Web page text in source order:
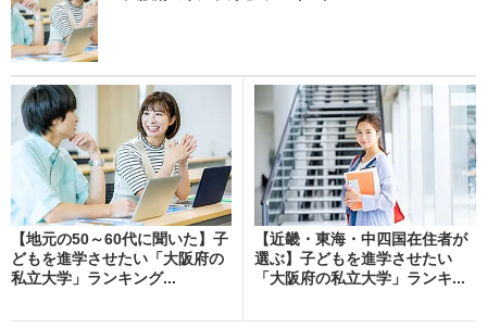
【地元の50～60代に聞いた】子
どもを進学させたい「大阪府の
私立大学」ランキング...
【近畿・東海・中四国在住者が
選ぶ】子どもを進学させたい
「大阪府の私立大学」ランキ...